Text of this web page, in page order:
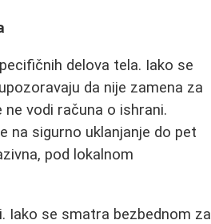
delova tela. Iako se
da nije zamena za
vodi računa o ishrani.
na sigurno uklanjanje do pet
pod lokalnom
Iako se smatra bezbednom za